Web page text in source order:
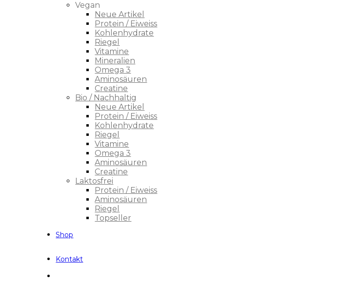
Vegan
Neue Artikel
Protein / Eiweiss
Kohlenhydrate
Riegel
Vitamine
Mineralien
Omega 3
Aminosäuren
Creatine
Bio / Nachhaltig
Neue Artikel
Protein / Eiweiss
Kohlenhydrate
Riegel
Vitamine
Omega 3
Aminosäuren
Creatine
Laktosfrei
Protein / Eiweiss
Aminosäuren
Riegel
Topseller
Shop
Kontakt